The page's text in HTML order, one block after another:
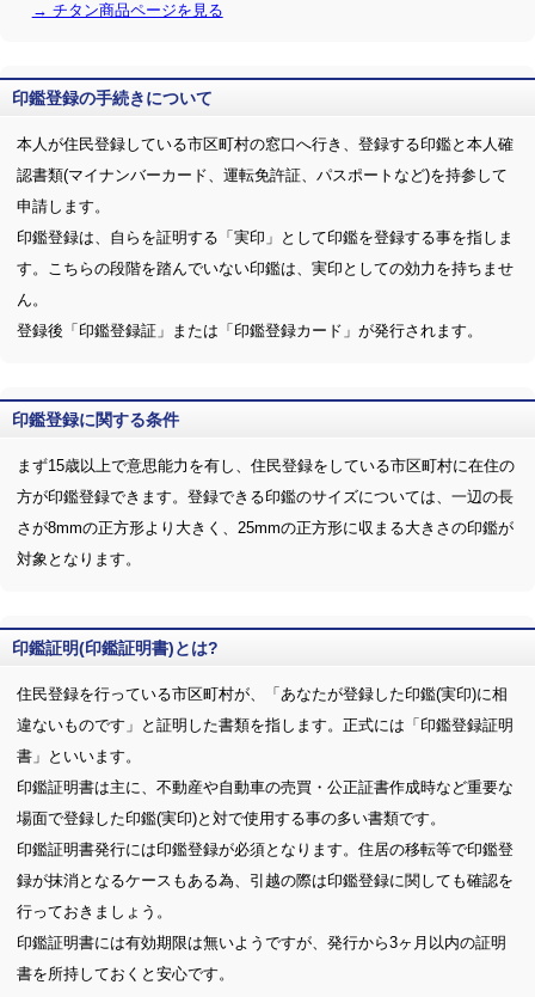
→ チタン商品ページを見る
印鑑登録の手続きについて
本人が住民登録している市区町村の窓口へ行き、登録する印鑑と本人確
認書類(マイナンバーカード、運転免許証、パスポートなど)を持参して
申請します。
印鑑登録は、自らを証明する「実印」として印鑑を登録する事を指しま
す。こちらの段階を踏んでいない印鑑は、実印としての効力を持ちませ
ん。
登録後「印鑑登録証」または「印鑑登録カード」が発行されます。
印鑑登録に関する条件
まず15歳以上で意思能力を有し、住民登録をしている市区町村に在住の
方が印鑑登録できます。登録できる印鑑のサイズについては、一辺の長
さが8mmの正方形より大きく、25mmの正方形に収まる大きさの印鑑が
対象となります。
印鑑証明(印鑑証明書)とは?
住民登録を行っている市区町村が、「あなたが登録した印鑑(実印)に相
違ないものです」と証明した書類を指します。正式には「印鑑登録証明
書」といいます。
印鑑証明書は主に、不動産や自動車の売買・公正証書作成時など重要な
場面で登録した印鑑(実印)と対で使用する事の多い書類です。
印鑑証明書発行には印鑑登録が必須となります。住居の移転等で印鑑登
録が抹消となるケースもある為、引越の際は印鑑登録に関しても確認を
行っておきましょう。
印鑑証明書には有効期限は無いようですが、発行から3ヶ月以内の証明
書を所持しておくと安心です。